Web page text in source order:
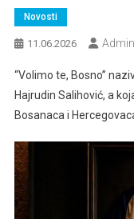
Novosti
11.06.2026 Admin
“Volimo te, Bosno”
Hajrudin Salihović, a
Bosanaca i